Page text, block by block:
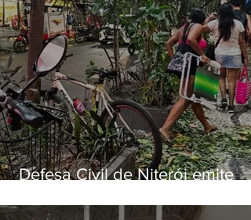
Defesa Civil de Niterói emite
sexta-feira (07)